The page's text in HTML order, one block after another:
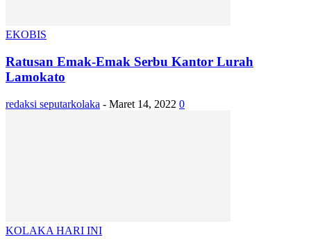
EKOBIS
Ratusan Emak-Emak Serbu Kantor Lurah
Lamokato
redaksi seputarkolaka - Maret 14, 2022 0
KOLAKA HARI INI